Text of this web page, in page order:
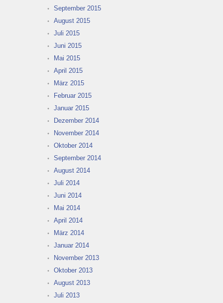
September 2015
August 2015
Juli 2015
Juni 2015
Mai 2015
April 2015
März 2015
Februar 2015
Januar 2015
Dezember 2014
November 2014
Oktober 2014
September 2014
August 2014
Juli 2014
Juni 2014
Mai 2014
April 2014
März 2014
Januar 2014
November 2013
Oktober 2013
August 2013
Juli 2013